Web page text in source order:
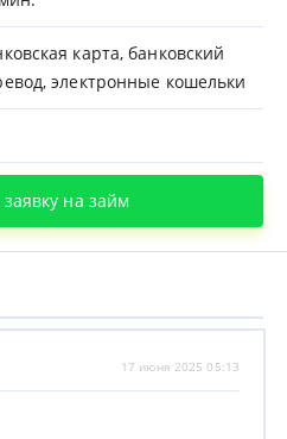
карта, банковский
электронные кошельки
на займ
17 июня 2025 05:13